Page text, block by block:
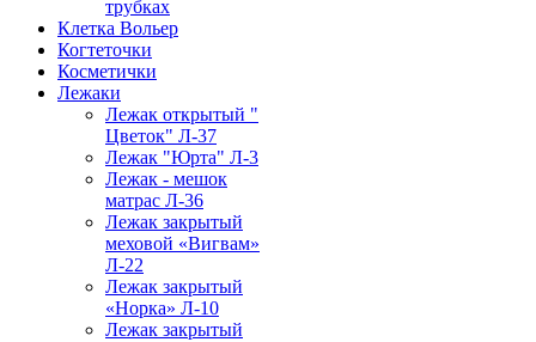
трубках
Клетка Вольер
Когтеточки
Косметички
Лежаки
Лежак открытый "
Цветок" Л-37
Лежак "Юрта" Л-3
Лежак - мешок
матрас Л-36
Лежак закрытый
меховой «Вигвам»
Л-22
Лежак закрытый
«Норка» Л-10
Лежак закрытый